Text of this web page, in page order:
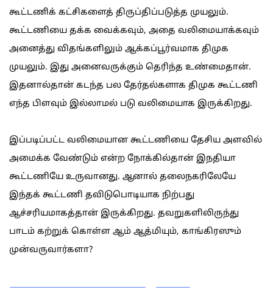
கூட்டணிக் கட்சிகளைத் திருப்திப்படுத்த முயலும்.
கூட்டணியை தக்க வைக்கவும், அதை வலிமையாக்கவும்
அனைத்து விதங்களிலும் ஆக்கப்பூர்வமாக திமுக
முயலும். இது அனைவருக்கும் தெரிந்த உண்மைதான்.
இதனால்தான் கடந்த பல தேர்தல்களாக திமுக கூட்டணி
எந்த பிளவும் இல்லாமல் படு வலிமையாக இருக்கிறது.
இப்படிப்பட்ட வலிமையான கூட்டணியை தேசிய அளவில்
அமைக்க வேண்டும் என்ற நோக்கில்தான் இ்நதியா
கூட்டணியே உருவானது. ஆனால் தலைநகரிலேயே
இந்தக் கூட்டணி தவிடுபொடியாக நிற்பது
ஆச்சரியமாகத்தான் இருக்கிறது. தவறுகளிலிருந்து
பாடம் கற்றுக் கொள்ள ஆம் ஆத்மியும், காங்கிரஸும்
முன்வருவார்களா?